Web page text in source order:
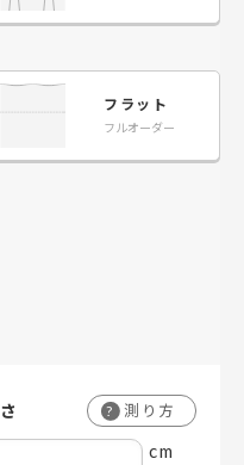
ラー：02.ミルクホワイト
のと、サンプルを取り寄
確認したほうがよかった
じました。 購入前にチャ
にてオプションで遮光裏
フラット
フルオーダー
? 測り方
cm